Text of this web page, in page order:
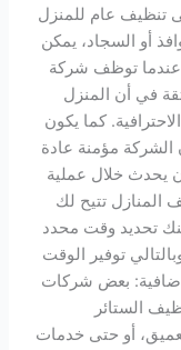
تنظيف عام للمنزل
أو السجاد، يمكن
عندما توظف شركة
في أن المنزل
كما يكون
مؤمنة عادة
يحدث خلال عملية
تتيح لك
تحديد وقت محدد
توفير الوقت
بعض شركات
الستائر
أو حتى خدمات